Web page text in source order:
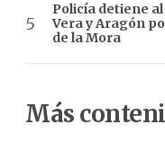
Policía detiene
Vera y Aragón
de la Mora
Más